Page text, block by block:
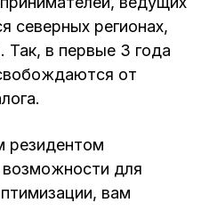
северных регионах,
Так, в первые 3 года
от
резидентом
возможности для
вам